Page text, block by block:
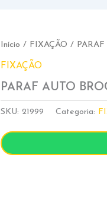
Início / FIXAÇÃO / PARAF
FIXAÇÃO
PARAF AUTO
SKU:21999 Categoria: